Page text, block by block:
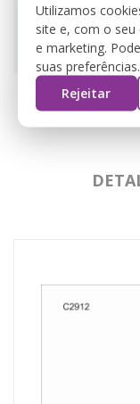
Utilizamos
site e, com o
e marketing.
suas preferências.
Rejeitar